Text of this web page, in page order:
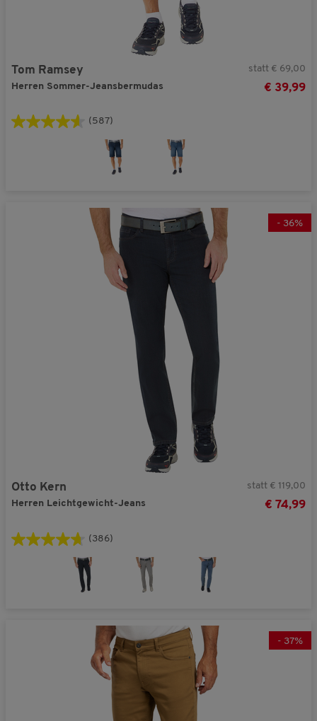
Tom Ramsey
Herren Sommer-Jeansbermudas
statt € 69,00
€ 39,99
(587)
- 36%
Otto Kern
Herren Leichtgewicht-Jeans
statt € 119,00
€ 74,99
(386)
- 37%